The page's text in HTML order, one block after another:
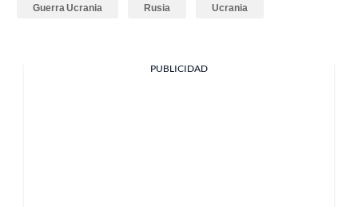
Guerra Ucrania Rusia Ucrania
PUBLICIDAD